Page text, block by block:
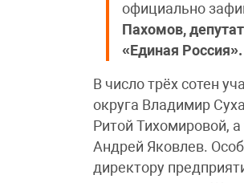
официально
Пахомов,
«Единая Россия».
В число трёх сотен
округа Владимир
Ритой Тихомировой,
Андрей Яковлев.
директору